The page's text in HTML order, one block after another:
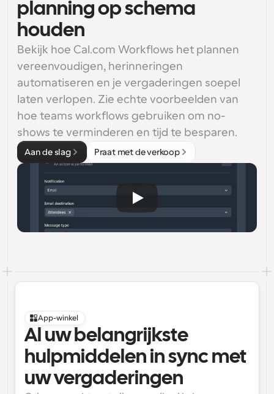
planning op schema
houden
Bekijk hoe Cal.com Workflows het plannen
vereenvoudigen, herinneringen
automatiseren en je vergaderingen soepel
laten verlopen. Zie echte voorbeelden van
hoe teams workflows gebruiken om no-
shows te verminderen en tijd te besparen.
Aan de slag Praat met de verkoop
App-winkel
Al uw belangrijkste
hulpmiddelen in sync met
uw vergaderingen